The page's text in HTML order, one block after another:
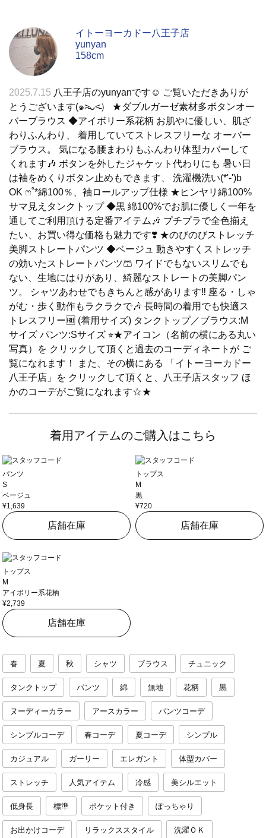
イトーヨーカドー八王子店
yunyan
158cm
2025.7.15 八王子店のyunyanです☺︎ ご覧いただきありが
とうございます(๑˃̵ᴗ˂̵） ★ダブルガーゼ素材多ボタンオー
バーブラウス ◆アイボリー系花柄 お肌やに優しい、肌ざ
わりふんわり、 着用していてストレスフリーな オーバー
ブラウス。 気になる腰まわりもふんわり体型カバーして
くれます🎶 ボタンを外したジャケット代わりにも 暑い日
は袖をめくりボタン止めもできます、 洗濯機洗い(*'-')b
OK ෆ˚*綿100％、袖ロールアップ仕様 ★ヒンヤリ綿100%
サマ見えタンクトップ ◆黒 綿100%でお肌に優しく一年を
通してご利用頂ける定番アイテム🎶 プチプラで全色揃え
たい、お買い得な価格も魅力です❣️ ★のびのびストレッチ
美脚ストレートパンツ ◆ベージュ 動きやすくストレッチ
の効いたストレートパンツ🩳 ワイドでもないスリムでも
ない、生地にはりがあり、綺麗なストレートの美脚パン
ツ。 シャツあわせでもきちんと感があります‼️ 座る・しゃ
がむ・歩く動作もラクラクで🎶 長時間の着用でも快適ス
トレスフリー🆓 (着用サイズ) タンクトップ／ブラウス:M
サイズ パンツ:Sサイズ ⭐︎★アイコン（名前の横にある丸い
写真）を クリックして頂くと過去のコーディネートが ご
覧になれます！ また、その横にある 「イトーヨーカドー
八王子店」を クリックして頂くと、八王子店スタッフ ほ
かのコーデがご覧になれます☆★
着用アイテムのご購入はこちら
パンツ
S
ベージュ
¥1,639
店舗在庫
トップス
M
黒
¥720
店舗在庫
トップス
M
アイボリー系花柄
¥2,739
店舗在庫
春 夏 秋 シャツ ブラウス チュニック
タンクトップ パンツ 綿 無地 花柄 黒
ヌーディーカラー アースカラー パンツコーデ
シンプルコーデ 春コーデ 夏コーデ シンプル
カジュアル ガーリー エレガント 体型カバー
ストレッチ 人気アイテム 冷感 美シルエット
低身長 標準 ポケット付き ぽっちゃり
お出かけコーデ リラックススタイル 洗濯ＯＫ